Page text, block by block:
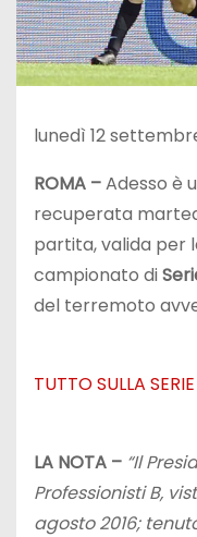
lunedì 12
ROMA –Adesso è
recuperata
partita, valida per
campionato di
del terremoto
TUTTO SULLA
LA NOTA – “Il
Professionisti B,
agosto 2016;